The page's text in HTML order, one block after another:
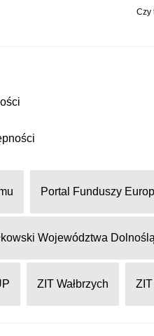
Czy
Portal Funduszy
Województwa
ZIT Wałbrzych